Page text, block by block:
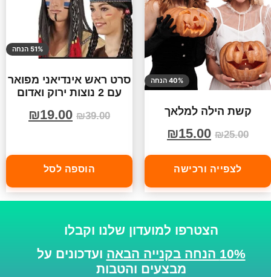
40% הנחה
קשת הילה למלאך
₪25.00
₪15.00
לצפייה ורכישה
51% הנחה
סרט ראש אינדיאני מפואר
עם 2 נוצות ירוק ואדום
₪39.00
₪19.00
הוספה לסל
הצטרפו למועדון שלנו וקבלו
10% הנחה בקנייה הבאה
ועדכונים על
מבצעים והטבות